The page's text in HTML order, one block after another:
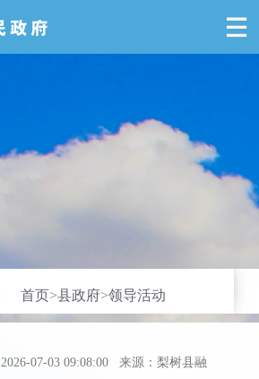
首页>县政府>领导活动
2026-07-03 09:08:00 来源：梨树县融